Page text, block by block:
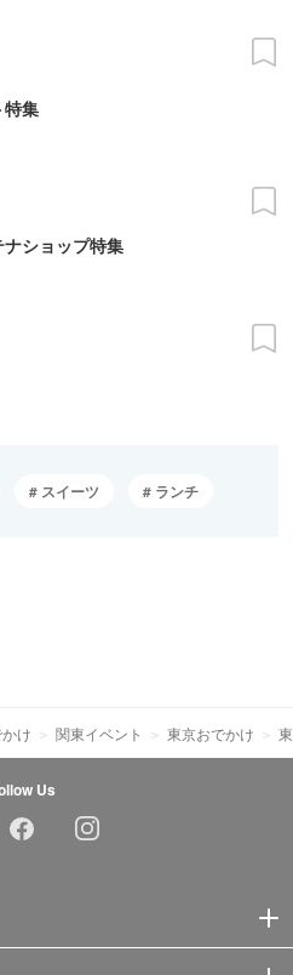
特集
ナショップ特集
スイーツ ランチ
け 関東イベント 東京おでかけ
Us